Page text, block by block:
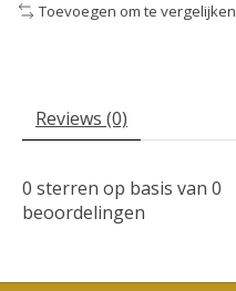
Toevoegen om te vergelijken
Reviews (0)
0 sterren op basis van 0
beoordelingen